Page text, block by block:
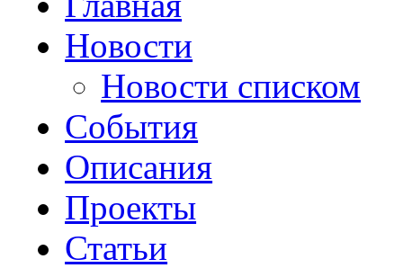
Новости
Новости списком
События
Описания
Проекты
Статьи